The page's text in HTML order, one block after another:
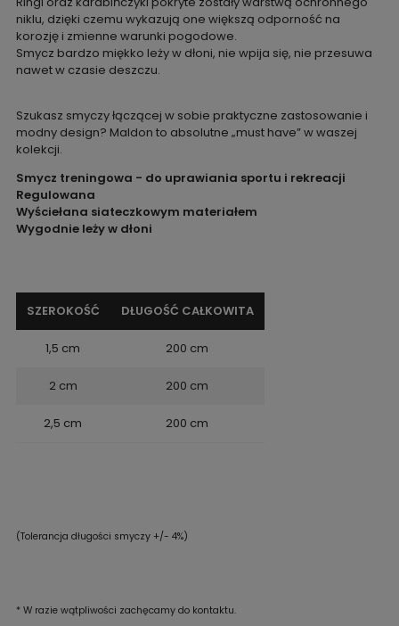
niklu, dzięki czemu wykazują one większą odporność na
korozję i zmienne warunki pogodowe.
Smycz bardzo miękko leży w dłoni, nie wpija się, nie przesuwa
nawet w czasie deszczu.
Szukasz smyczy łączącej w sobie praktyczne zastosowanie i
modny design? Maldon to absolutne „must have” w waszej
kolekcji.
Smycz treningowa - do uprawiania sportu i rekreacji
Regulowana
Wyściełana siateczkowym materiałem
Wygodnie leży w dłoni
SZEROKOŚĆ DŁUGOŚĆ CAŁKOWITA
1,5 cm 200 cm
2 cm 200 cm
2,5 cm 200 cm
(Tolerancja długości smyczy +/- 4%)
* W razie wątpliwości zachęcamy do kontaktu.